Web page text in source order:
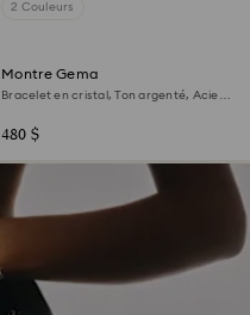
2 Couleurs
Montre Gema
Bracelet en cristal, Ton argenté, Acier
480 $